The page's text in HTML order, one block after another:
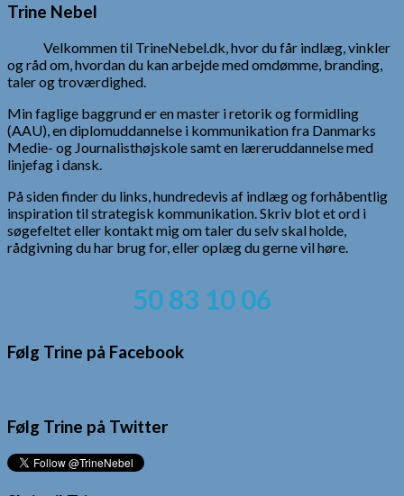
Trine Nebel
Velkommen til TrineNebel.dk, hvor du får indlæg, vinkler
og råd om, hvordan du kan arbejde med omdømme, branding,
taler og troværdighed.
Min faglige baggrund er en master i retorik og formidling
(AAU), en diplomuddannelse i kommunikation fra Danmarks
Medie- og Journalisthøjskole samt en læreruddannelse med
linjefag i dansk.
På siden finder du links, hundredevis af indlæg og forhåbentlig
inspiration til strategisk kommunikation. Skriv blot et ord i
søgefeltet eller kontakt mig om taler du selv skal holde,
rådgivning du har brug for, eller oplæg du gerne vil høre.
50 83 10 06
Følg Trine på Facebook
Følg Trine på Twitter